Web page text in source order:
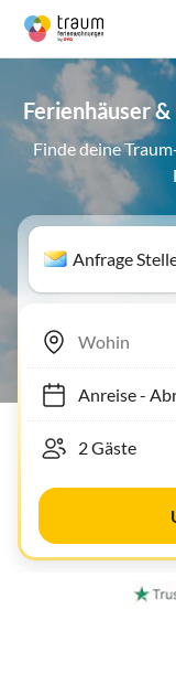
Ferienhäuser
Finde deine
Anfrage
Anreise-